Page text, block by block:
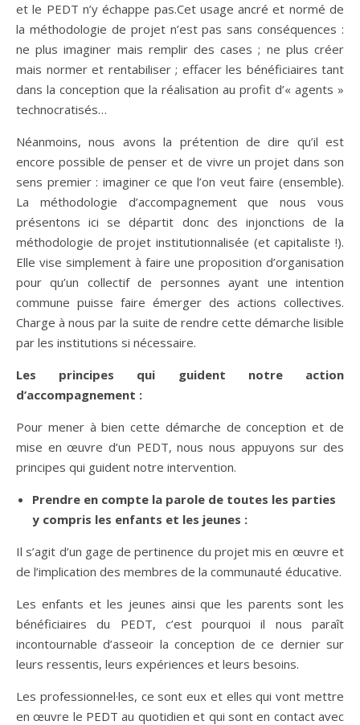
et le PEDT n’y échappe pas.Cet usage ancré et normé de
la méthodologie de projet n’est pas sans conséquences :
ne plus imaginer mais remplir des cases ; ne plus créer
mais normer et rentabiliser ; effacer les bénéficiaires tant
dans la conception que la réalisation au profit d’« agents »
technocratisés…
Néanmoins, nous avons la prétention de dire qu’il est
encore possible de penser et de vivre un projet dans son
sens premier : imaginer ce que l’on veut faire (ensemble).
La méthodologie d’accompagnement que nous vous
présentons ici se départit donc des injonctions de la
méthodologie de projet institutionnalisée (et capitaliste !).
Elle vise simplement à faire une proposition d’organisation
pour qu’un collectif de personnes ayant une intention
commune puisse faire émerger des actions collectives.
Charge à nous par la suite de rendre cette démarche lisible
par les institutions si nécessaire.
Les principes qui guident notre action
d’accompagnement :
Pour mener à bien cette démarche de conception et de
mise en œuvre d’un PEDT, nous nous appuyons sur des
principes qui guident notre intervention.
Prendre en compte la parole de toutes les parties
y compris les enfants et les jeunes :
Il s’agit d’un gage de pertinence du projet mis en œuvre et
de l’implication des membres de la communauté éducative.
Les enfants et les jeunes ainsi que les parents sont les
bénéficiaires du PEDT, c’est pourquoi il nous paraît
incontournable d’asseoir la conception de ce dernier sur
leurs ressentis, leurs expériences et leurs besoins.
Les professionnel·les, ce sont eux et elles qui vont mettre
en œuvre le PEDT au quotidien et qui sont en contact avec